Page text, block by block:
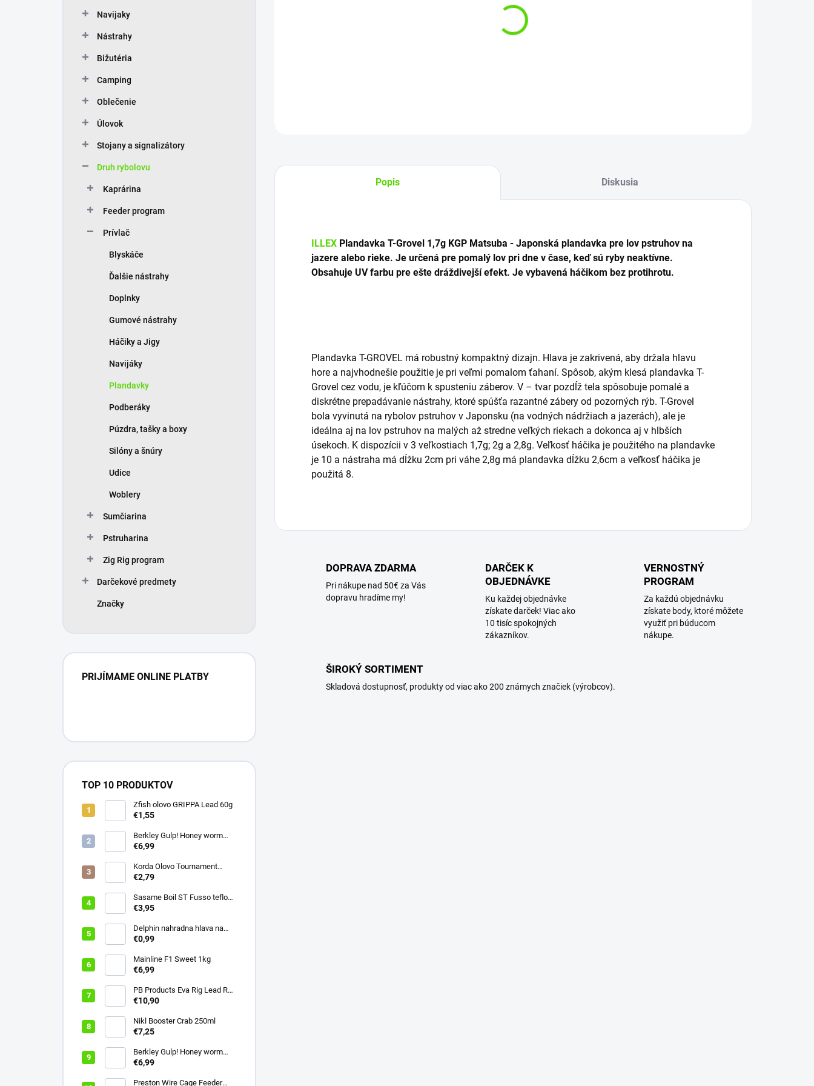
Navijaky
Nástrahy
Bižutéria
Camping
Oblečenie
Úlovok
Stojany a signalizátory
Druh rybolovu
Kaprárina
Feeder program
Prívlač
Blyskáče
Ďalšie nástrahy
Doplnky
Gumové nástrahy
Háčiky a Jigy
Navijáky
Plandavky
Podberáky
Púzdra, tašky a boxy
Silóny a šnúry
Udice
Woblery
Sumčiarina
Pstruharina
Zig Rig program
Darčekové predmety
Značky
PRIJÍMAME ONLINE PLATBY
TOP 10 PRODUKTOV
Zfish olovo GRIPPA Lead 60g
€1,55
Berkley Gulp! Honey worm
4,5cm Chartreuse
€6,99
Korda Olovo Tournament
Casting Swivel 3.75oz 105gr
€2,79
Sasame Boil ST Fusso teflon
v.4 ocko
€3,95
Delphin nahradna hlava na
swiger
€0,99
Mainline F1 Sweet 1kg
€6,99
PB Products Eva Rig Lead Rod
Wrap
€10,90
Nikl Booster Crab 250ml
€7,25
Berkley Gulp! Honey worm
4,5cm Bubblegum
€6,99
Preston Wire Cage Feeder
Popis Diskusia
ILLEX Plandavka T-Grovel 1,7g KGP Matsuba - Japonská plandavka pre lov pstruhov na
jazere alebo rieke. Je určená pre pomalý lov pri dne v čase, keď sú ryby neaktívne.
Obsahuje UV farbu pre ešte dráždivejší efekt. Je vybavená háčikom bez protihrotu.
Plandavka T-GROVEL má robustný kompaktný dizajn. Hlava je zakrivená, aby držala hlavu
hore a najvhodnešie použitie je pri veľmi pomalom ťahaní. Spôsob, akým klesá plandavka T-
Grovel cez vodu, je kľúčom k spusteniu záberov. V – tvar pozdĺž tela spôsobuje pomalé a
diskrétne prepadávanie nástrahy, ktoré spúšťa razantné zábery od pozorných rýb. T-Grovel
bola vyvinutá na rybolov pstruhov v Japonsku (na vodných nádržiach a jazerách), ale je
ideálna aj na lov pstruhov na malých až stredne veľkých riekach a dokonca aj v hlbších
úsekoch. K dispozícii v 3 veľkostiach 1,7g; 2g a 2,8g. Veľkosť háčika je použitého na plandavke
je 10 a nástraha má dĺžku 2cm pri váhe 2,8g má plandavka dĺžku 2,6cm a veľkosť háčika je
použitá 8.
DOPRAVA ZDARMA
Pri nákupe nad 50€ za Vás
dopravu hradíme my!
DARČEK K
OBJEDNÁVKE
Ku každej objednávke
získate darček! Viac ako
10 tisíc spokojných
zákazníkov.
VERNOSTNÝ
PROGRAM
Za každú objednávku
získate body, ktoré môžete
využiť pri búducom
nákupe.
ŠIROKÝ SORTIMENT
Skladová dostupnosť, produkty od viac ako 200 známych značiek (výrobcov).